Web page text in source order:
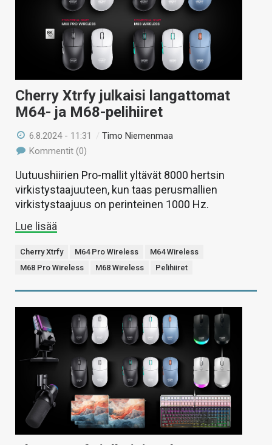
VAIHDA TEEMA
HAKU
Cherry Xtrfy julkaisi langattomat
M64- ja M68-pelihiiret
6.8.2024 - 11:31 /Timo Niemenmaa
Kommentit (0)
Uutuushiirien Pro-mallit yltävät 8000 hertsin
virkistystaajuuteen, kun taas perusmallien
virkistystaajuus on perinteinen 1000 Hz.
Lue lisää
Cherry Xtrfy M64 Pro Wireless
M64 Wireless
M68 Pro Wireless
M68 Wireless Pelihiiret